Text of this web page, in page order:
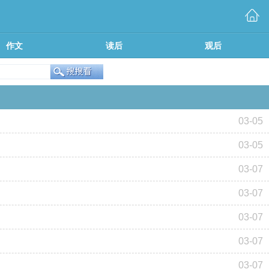
作文 读后 观后
03-05
03-05
03-07
03-07
03-07
03-07
03-07